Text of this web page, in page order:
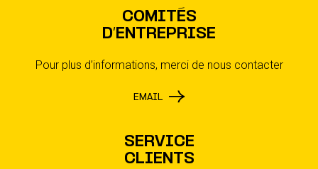
COMITÉS
D’ENTREPRISE
Pour plus d’informations, merci de nous contacter
EMAIL
SERVICE
CLIENTS